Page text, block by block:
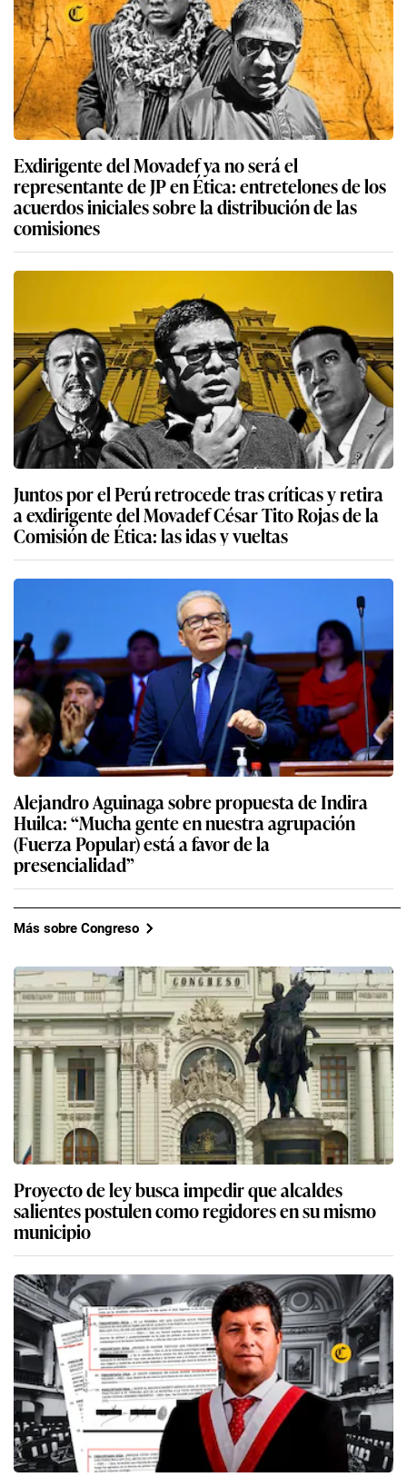
Exdirigente del Movadef ya no será el
representante de JP en Ética: entretelones de los
acuerdos iniciales sobre la distribución de las
comisiones
Juntos por el Perú retrocede tras críticas y retira
a exdirigente del Movadef César Tito Rojas de la
Comisión de Ética: las idas y vueltas
Alejandro Aguinaga sobre propuesta de Indira
Huilca: “Mucha gente en nuestra agrupación
(Fuerza Popular) está a favor de la
presencialidad”
Más sobre Congreso
Proyecto de ley busca impedir que alcaldes
salientes postulen como regidores en su mismo
municipio